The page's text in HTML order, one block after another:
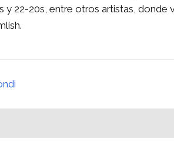
y 22-20s, entre otros artistas, donde